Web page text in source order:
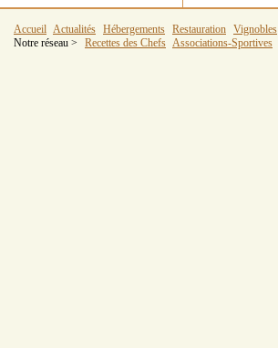
Accueil Actualités Hébergements Restauration Vignobles
Notre réseau >
Recettes des Chefs Associations-Sportives